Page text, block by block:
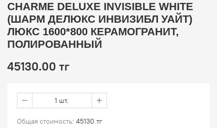
CHARME DELUXE INVISIBLE WHITE
(ШАРМ ДЕЛЮКС ИНВИЗИБЛ УАЙТ)
ЛЮКС 1600*800 КЕРАМОГРАНИТ,
ПОЛИРОВАННЫЙ
45130.00 тг
1 шт.
Общая стоимость: 45130 тг